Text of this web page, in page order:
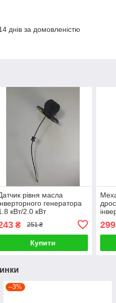
днів за домовленістю
рівня масла
генератора
кВт/2.0 кВт
₴ 251 ₴
Купити
299
–3%